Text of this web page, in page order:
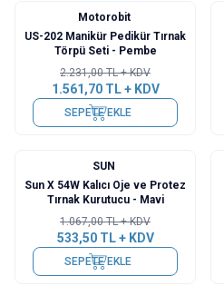
Motorobit
US-202 Manikür Pedikür Tırnak
Törpü Seti - Pembe
2.231,00TL + KDV
1.561,70TL + KDV
SEPETE EKLE
SUN
Sun X 54W Kalıcı Oje ve Protez
Tırnak Kurutucu - Mavi
1.067,00TL + KDV
533,50TL + KDV
SEPETE EKLE